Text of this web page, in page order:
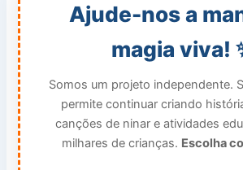
Ajude-nos a
magia viva!
Somos um projeto independente.
permite continuar criando
canções de ninar e atividades
milhares de crianças. Escolha